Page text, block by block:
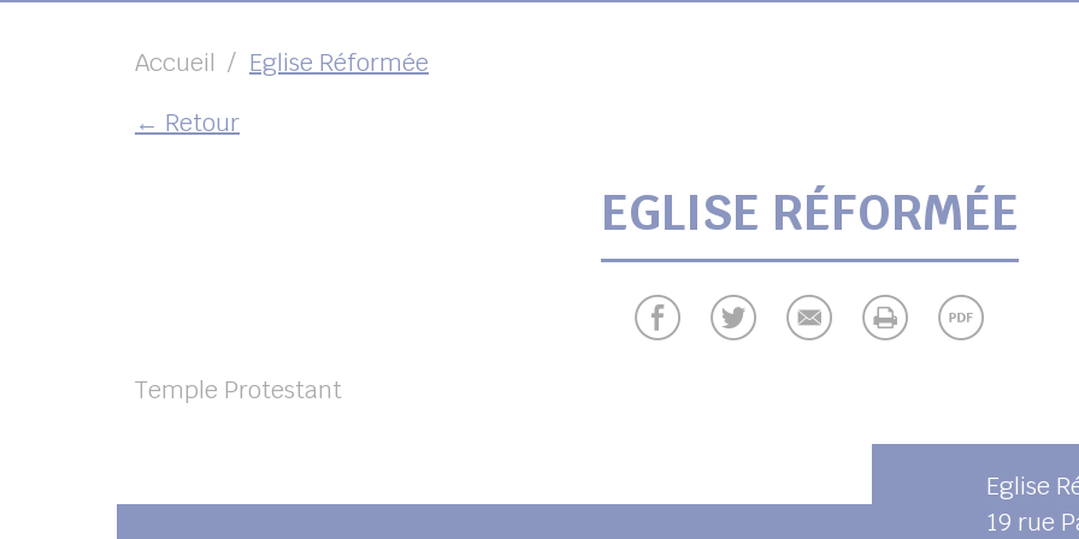
Accueil
Eglise Réformée
← Retour
EGLISE RÉFORMÉE
Temple Protestant
Eglise
19 rue